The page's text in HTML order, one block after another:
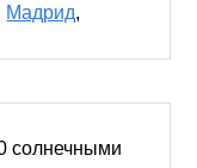
Мадрид,
солнечными